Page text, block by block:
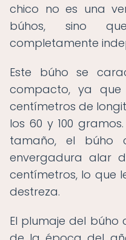
chico no es una
búhos, sino
completamente
Este búho se
compacto, ya
centímetros de
los 60 y 100
tamaño, el búho
envergadura alar
centímetros, lo que
destreza.
El plumaje del